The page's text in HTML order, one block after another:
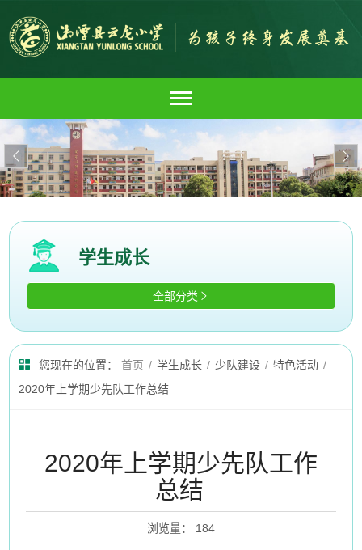
 
学生成长
全部分类 
您现在的位置： 首页 / 学生成长 / 少队建设 / 特色活动 /
2020年上学期少先队工作总结
2020年上学期少先队工作
总结
浏览量： 184